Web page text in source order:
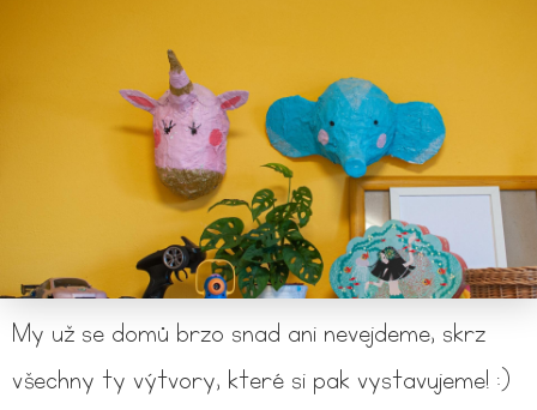
My už se domů brzo snad ani nevejdeme, skrz
všechny ty výtvory, které si pak vystavujeme! :)